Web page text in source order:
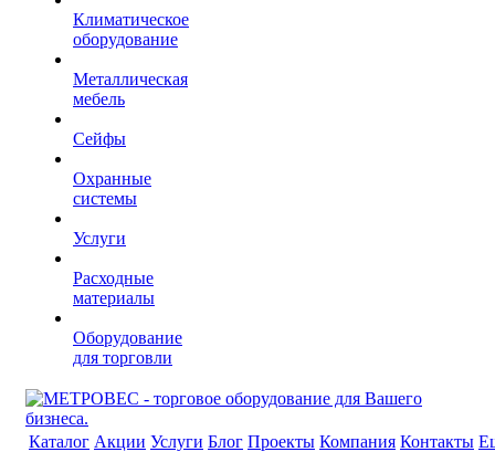
Климатическое
оборудование
Металлическая
мебель
Сейфы
Охранные
системы
Услуги
Расходные
материалы
Оборудование
для торговли
Каталог Акции Услуги Блог Проекты Компания Контакты